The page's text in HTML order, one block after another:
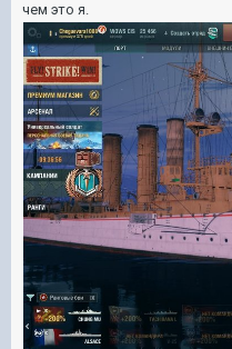
чем это я.